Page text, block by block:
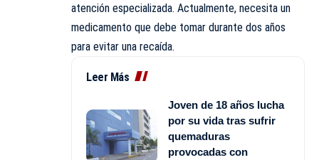
atención especializada. Actualmente, necesita un
medicamento que debe tomar durante dos años
para evitar una recaída.
Leer Más
Joven de 18 años lucha
por su vida tras sufrir
quemaduras
provocadas con